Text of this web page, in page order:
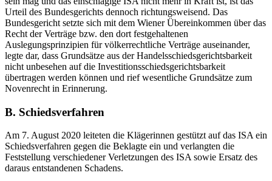
Urteil des Bundesgerichts dennoch richtungsweisend. Das
Bundesgericht setzte sich mit dem Wiener Übereinkommen über das
Recht der Verträge bzw. den dort festgehaltenen
Auslegungsprinzipien für völkerrechtliche Verträge auseinander,
legte dar, dass Grundsätze aus der Handelsschiedsgerichtsbarkeit
nicht unbesehen auf die Investitionsschiedsgerichtsbarkeit
übertragen werden können und rief wesentliche Grundsätze zum
Novenrecht in Erinnerung.
B. Schiedsverfahren
Am 7. August 2020 leiteten die Klägerinnen gestützt auf das ISA ein
Schiedsverfahren gegen die Beklagte ein und verlangten die
Feststellung verschiedener Verletzungen des ISA sowie Ersatz des
daraus entstandenen Schadens.